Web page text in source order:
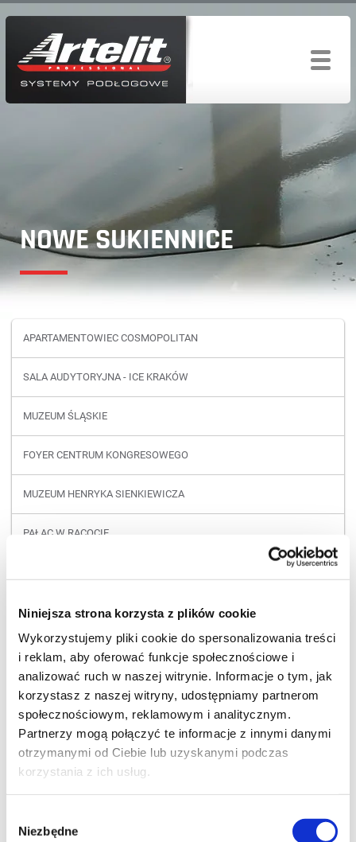
Niniejsza strona korzysta z plików cookie
Wykorzystujemy pliki cookie do spersonalizowania treści
i reklam, aby oferować funkcje społecznościowe i
analizować ruch w naszej witrynie. Informacje o tym, jak
korzystasz z naszej witryny, udostępniamy partnerom
społecznościowym, reklamowym i analitycznym.
Partnerzy mogą połączyć te informacje z innymi danymi
otrzymanymi od Ciebie lub uzyskanymi podczas
korzystania z ich usług.
zgody
Niezbędne
NOWE SUKIENNICE
APARTAMENTOWIEC COSMOPOLITAN
SALA AUDYTORYJNA - ICE KRAKÓW
MUZEUM ŚLĄSKIE
FOYER CENTRUM KONGRESOWEGO
MUZEUM HENRYKA SIENKIEWICZA
PAŁAC W RACOCIE
STAROSTWO POWIATOWE
PACZKÓW
HALA SPORTOWA - NOWY TARG
NOWE SUKIENNICE
Wykorzystane produkty: klej WB-840, klej PB-890